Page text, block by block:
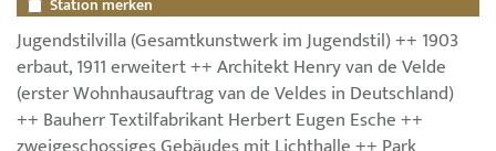
Jugendstilvilla (Gesamtkunstwerk im Jugendstil) ++ 1903
erbaut, 1911 erweitert ++ Architekt Henry van de Velde
(erster Wohnhausauftrag van de Veldes in Deutschland)
++ Bauherr Textilfabrikant Herbert Eugen Esche ++